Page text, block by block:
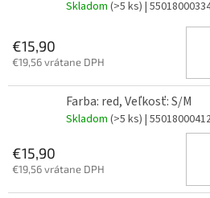
Skladom (>5 ks) |
€15,90
€19,56 vrátane DPH
Farba: red, Veľkosť: S/M
Skladom (>5 ks) |
€15,90
€19,56 vrátane DPH